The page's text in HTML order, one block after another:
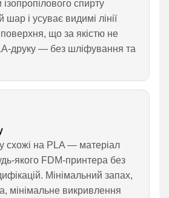
спирту
шар і усуває видимі лінії
що за якістю не
друку — без шліфування та
схожі на PLA — матеріал
якого FDM-принтера без
Мінімальний запах,
мінімальне викривлення